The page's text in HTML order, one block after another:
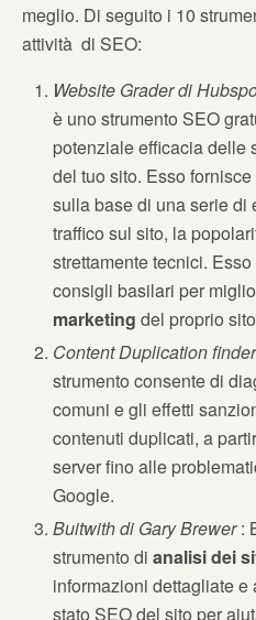
meglio. Di seguito i 10
attività di SEO:
Website Grader di
è uno strumento SEO
potenziale efficacia delle
del tuo sito. Esso
sulla base di una serie di
traffico sul sito, la
strettamente tecnici.
consigli basilari per
marketing del proprio
Content Duplication
strumento consente di
comuni e gli effetti
contenuti duplicati, a
server fino alle
Google.
Buitwith di Gary Brewer:
strumento dianalisi dei
informazioni dettagliate
stato SEO del sito per